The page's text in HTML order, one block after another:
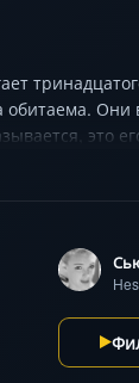
это
ее гибели